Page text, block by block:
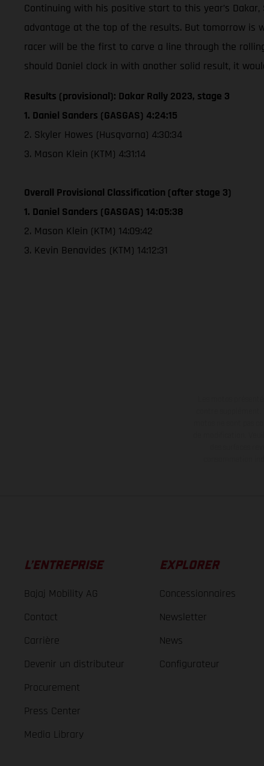
Continuing with his positive start to this year’s
advantage at the top of the results. But tomorrow is
racer will be the first to carve a line through the
should Daniel clock in with another solid result, it
Results (provisional): Dakar Rally 2023, stage 3
1. Daniel Sanders (GASGAS) 4:24:15
2. Skyler Howes (Husqvarna) 4:30:34
3. Mason Klein (KTM) 4:31:14
Overall Provisional Classification (after stage 3)
1. Daniel Sanders (GASGAS) 14:05:38
2. Mason Klein (KTM) 14:09:42
3. Kevin Benavides (KTM) 14:12:31
L’ENTREPRISE
Bajaj Mobility AG
Contact
Carrière
Devenir un distributeur
Procurement
Press Center
Media Library
EXPLORER
Concessionnaires
Newsletter
News
Configurateur